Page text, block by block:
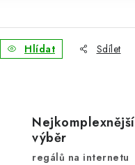
Hlídat Sdílet
Nejkomplexnější
výběr
regálů na internetu